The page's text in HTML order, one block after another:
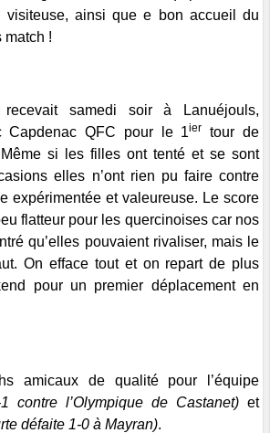
visiteuse, ainsi que e bon accueil du
match !
recevait samedi soir à Lanuéjouls,
Capdenac QFC pour le 1ier
tour de
si les filles ont tenté et se sont
elles n’ont rien pu faire contre
expérimentée et valeureuse. Le score
flatteur pour les quercinoises car nos
qu’elles pouvaient rivaliser, mais le
On efface tout et on repart de plus
pour un premier déplacement en
amicaux de qualité pour l’équipe
contre l’Olympique de Castanet) et
défaite 1-0 à Mayran).